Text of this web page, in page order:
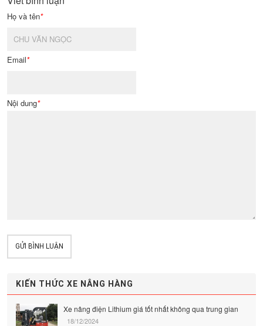
Họ và tên*
Email*
Nội dung*
GỬI BÌNH LUẬN
KIẾN THỨC XE NÂNG HÀNG
Xe nâng điện Lithium giá tốt nhất không qua trung gian
18/12/2024